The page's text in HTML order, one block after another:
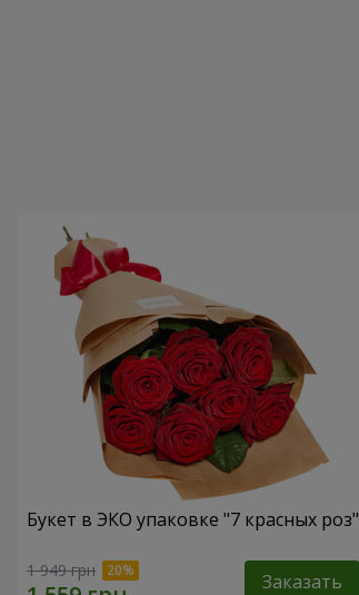
Букет в ЭКО упаковке "7 красных роз"
1 949 грн Заказать